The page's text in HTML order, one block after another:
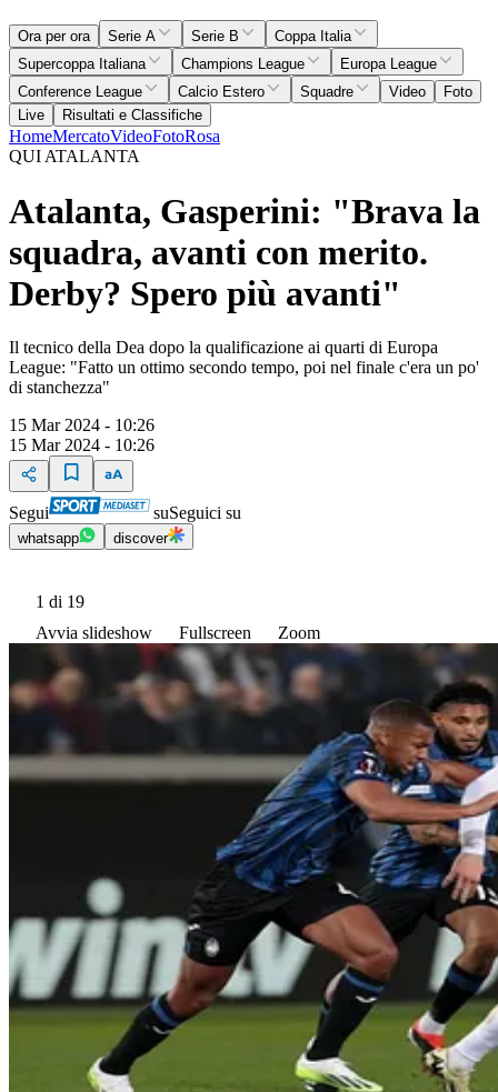
Ora per ora Serie A Serie B
Coppa Italia
Supercoppa Italiana
Champions League
Europa League
Conference League
Calcio Estero Squadre Video
Foto
Live
Risultati e Classifiche
HomeMercatoVideoFotoRosa
QUI ATALANTA
Atalanta, Gasperini: "Brava la
squadra, avanti con merito.
Derby? Spero più avanti"
Il tecnico della Dea dopo la qualificazione ai quarti di Europa
League: "Fatto un ottimo secondo tempo, poi nel finale c'era un po'
di stanchezza"
15 Mar 2024 - 10:26
15 Mar 2024 - 10:26
Segui suSeguici su
whatsapp discover
1 di 19
Avvia slideshow
Fullscreen Zoom